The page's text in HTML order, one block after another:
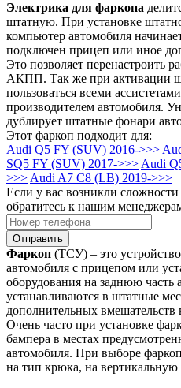
Электрика для фаркопа
штатную. При установке
компьютер автомобиля
подключен прицеп или иное
Это позволяет перенастроить
АКПП. Так же при активации
пользоваться всеми
производителем автомобиля.
дублирует штатные фонари
Этот фаркоп подходит для:
Audi Q5 FY (SUV) 2016->>>
SQ5 FY (SUV) 2017->>> Audi
>>> Audi A7 C8 (LB) 2019->>>
Если у вас возникли
обратитесь к нашим
Отправить
Фаркоп (ТСУ) – это
автомобиля с прицепом или
оборудования на заднюю
устанавливаются в штатные
дополнительных
Очень часто при установке
бампера в местах
автомобиля. При выборе
на тип крюка, на вертикальную